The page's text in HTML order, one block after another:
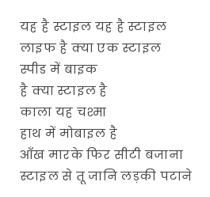
यह है स्टाइल यह है स्टाइल
लाइफ है क्या एक स्टाइल
स्पीड में बाइक
है क्या स्टाइल है
काला यह चश्मा
हाथ में मोबाइल है
आँख मारके फिर सीटी बजाना
स्टाइल से तू जानि लड़की पटाने